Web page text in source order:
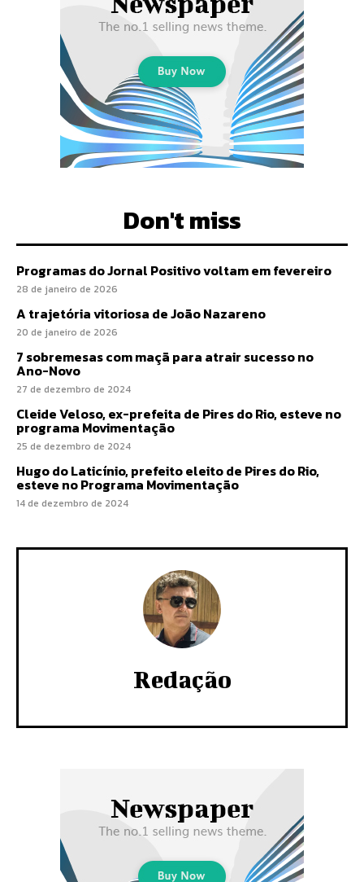
Don't miss
Programas do Jornal Positivo voltam em fevereiro
28 de janeiro de 2026
A trajetória vitoriosa de João Nazareno
20 de janeiro de 2026
7 sobremesas com maçã para atrair sucesso no
Ano-Novo
27 de dezembro de 2024
Cleide Veloso, ex-prefeita de Pires do Rio, esteve no
programa Movimentação
25 de dezembro de 2024
Hugo do Laticínio, prefeito eleito de Pires do Rio,
esteve no Programa Movimentação
14 de dezembro de 2024
Redação